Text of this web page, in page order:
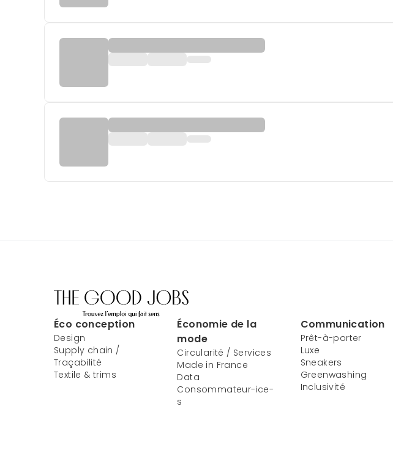
Éco conception
Design
Supply chain /
Traçabilité
Textile & trims
Économie de la
mode
Circularité / Services
Made in France
Data
Consommateur-ice-
s
Communication
Prêt-à-porter
Luxe
Sneakers
Greenwashing
Inclusivité